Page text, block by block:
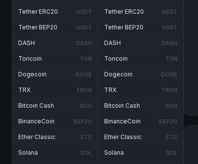
Tether ERC20 USDT
Tether BEP20 USDT
DASH DASH
Toncoin TON
Dogecoin DOGE
TRX TRON
Bitcoin Cash BCH
BinanceCoin BEP20
Ether Classic ETC
Solana SOL
Tether ERC20 USDT
Tether BEP20 USDT
DASH DASH
Toncoin TON
Dogecoin DOGE
TRX TRON
Bitcoin Cash BCH
BinanceCoin BEP20
Ether Classic ETC
Solana SOL